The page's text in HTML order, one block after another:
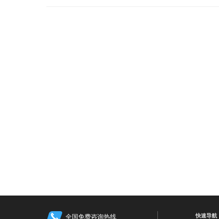
全国免费咨询热线 快速导航